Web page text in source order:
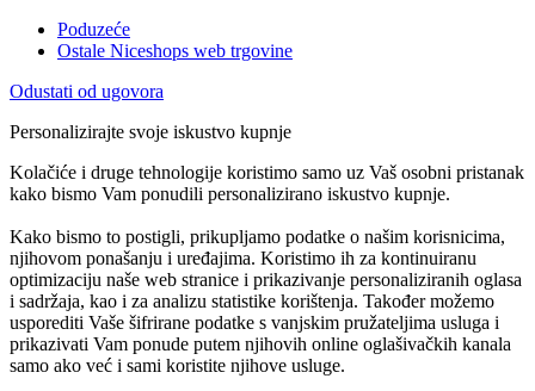
Poduzeće
Ostale Niceshops web trgovine
Odustati od ugovora
Personalizirajte svoje iskustvo kupnje
Kolačiće i druge tehnologije koristimo samo uz Vaš osobni pristanak
kako bismo Vam ponudili personalizirano iskustvo kupnje.
Kako bismo to postigli, prikupljamo podatke o našim korisnicima,
njihovom ponašanju i uređajima. Koristimo ih za kontinuiranu
optimizaciju naše web stranice i prikazivanje personaliziranih oglasa
i sadržaja, kao i za analizu statistike korištenja. Također možemo
usporediti Vaše šifrirane podatke s vanjskim pružateljima usluga i
prikazivati Vam ponude putem njihovih online oglašivačkih kanala
samo ako već i sami koristite njihove usluge.